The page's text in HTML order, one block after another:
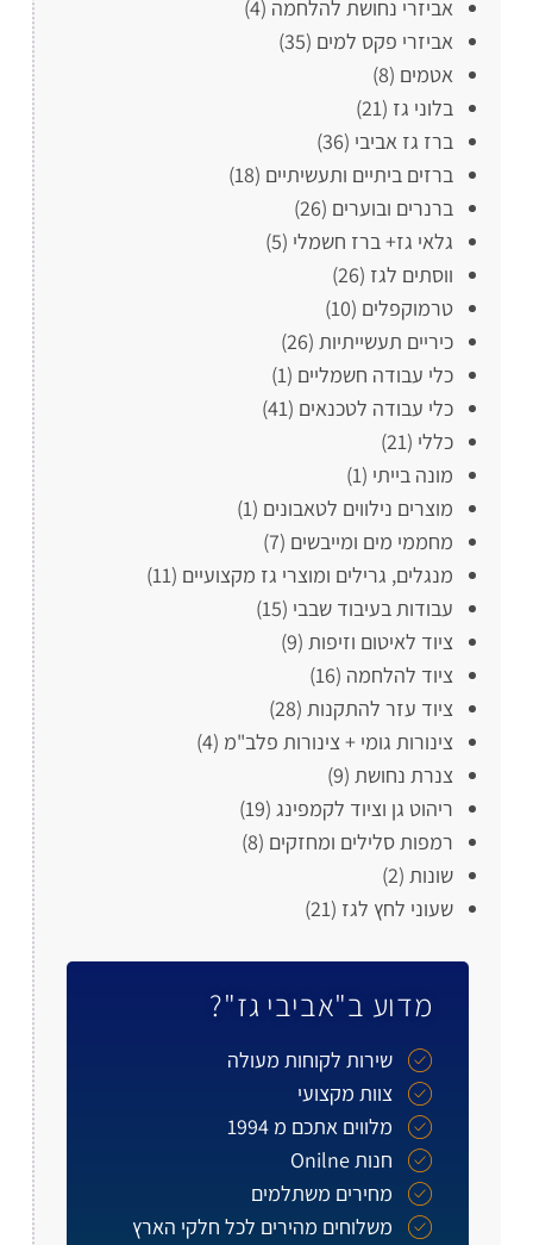
אביזרי נחושת להלחמה (4)
אביזרי פקס למים (35)
אטמים (8)
בלוני גז (21)
ברז גז אביבי (36)
ברזים ביתיים ותעשיתיים (18)
ברנרים ובוערים (26)
גלאי גז+ ברז חשמלי (5)
ווסתים לגז (26)
טרמוקפלים (10)
כיריים תעשייתיות (26)
כלי עבודה חשמליים (1)
כלי עבודה לטכנאים (41)
כללי (21)
מונה בייתי (1)
מוצרים נילווים לטאבונים (1)
מחממי מים ומייבשים (7)
מנגלים, גרילים ומוצרי גז מקצועיים (11)
עבודות בעיבוד שבבי (15)
ציוד לאיטום וזיפות (9)
ציוד להלחמה (16)
ציוד עזר להתקנות (28)
צינורות גומי + צינורות פלב"מ (4)
צנרת נחושת (9)
ריהוט גן וציוד לקמפינג (19)
רמפות סלילים ומחזקים (8)
שונות (2)
שעוני לחץ לגז (21)
מדוע ב"אביבי גז"?
שירות לקוחות מעולה
צוות מקצועי
מלווים אתכם מ 1994
חנות Onilne
מחירים משתלמים
משלוחים מהירים לכל חלקי הארץ